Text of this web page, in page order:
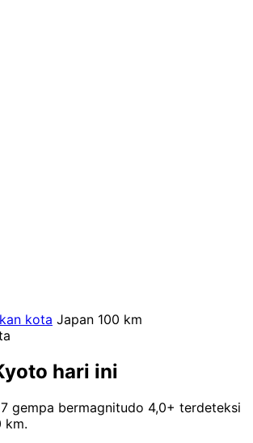
kota Japan 100 km
hari ini
gempa bermagnitudo 4,0+ terdeteksi
km.